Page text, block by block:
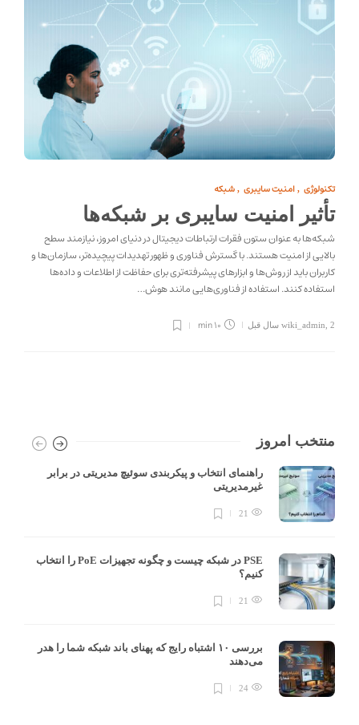
تکنولوژی , امنیت سایبری , شبکه
تأثیر امنیت سایبری بر شبکه‌ها
شبکه‌ها به عنوان ستون فقرات ارتباطات دیجیتال در دنیای امروز، نیازمند سطح
بالایی از امنیت هستند. با گسترش فناوری و ظهور تهدیدات پیچیده‌تر، سازمان‌ها و
کاربران باید از روش‌ها و ابزارهای پیشرفته‌تری برای حفاظت از اطلاعات و داده‌ها
استفاده کنند. استفاده از فناوری‌هایی مانند هوش…
wiki_admin 2 سال قبل 10 min
منتخب امروز
راهنمای انتخاب و پیکربندی سوئیچ مدیریتی در برابر
غیرمدیریتی
21
PSE در شبکه چیست و چگونه تجهیزات PoE را انتخاب
کنیم؟
21
بررسی ۱۰ اشتباه رایج که پهنای باند شبکه شما را هدر
می‌دهند
24